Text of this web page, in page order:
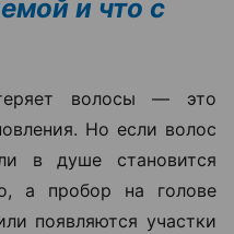
и что с
волосы — это
Но если волос
в душе становится
а пробор на голове
появляются участки